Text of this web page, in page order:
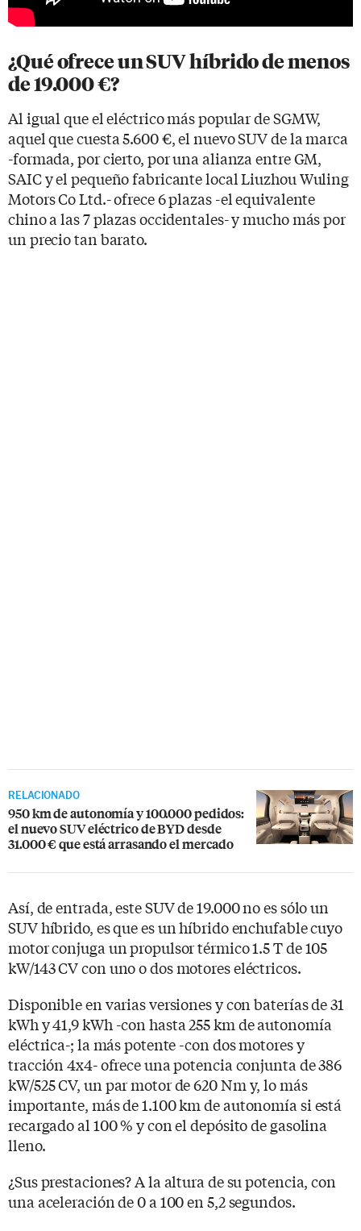
¿Qué ofrece un SUV híbrido de menos
de 19.000 €?
Al igual que el eléctrico más popular de SGMW,
aquel que cuesta 5.600 €, el nuevo SUV de la marca
-formada, por cierto, por una alianza entre GM,
SAIC y el pequeño fabricante local Liuzhou Wuling
Motors Co Ltd.- ofrece 6 plazas -el equivalente
chino a las 7 plazas occidentales- y mucho más por
un precio tan barato.
RELACIONADO
950 km de autonomía y 100.000 pedidos:
el nuevo SUV eléctrico de BYD desde
31.000 € que está arrasando el mercado
Así, de entrada, este SUV de 19.000 no es sólo un
SUV híbrido, es que es un híbrido enchufable cuyo
motor conjuga un propulsor térmico 1.5 T de 105
kW/143 CV con uno o dos motores eléctricos.
Disponible en varias versiones y con baterías de 31
kWh y 41,9 kWh -con hasta 255 km de autonomía
eléctrica-; la más potente -con dos motores y
tracción 4x4- ofrece una potencia conjunta de 386
kW/525 CV, un par motor de 620 Nm y, lo más
importante, más de 1.100 km de autonomía si está
recargado al 100 % y con el depósito de gasolina
lleno.
¿Sus prestaciones? A la altura de su potencia, con
una aceleración de 0 a 100 en 5,2 segundos.